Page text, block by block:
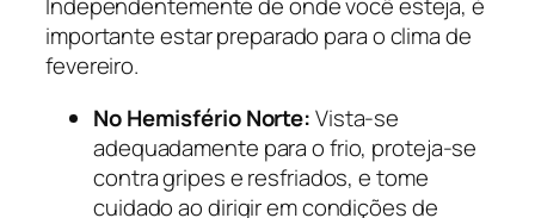
Independentemente de onde você esteja, é
importante estar preparado para o clima de
fevereiro.
No Hemisfério Norte:Vista-se
adequadamente para o frio, proteja-se
contra gripes e resfriados, e tome
cuidado ao dirigir em condições de